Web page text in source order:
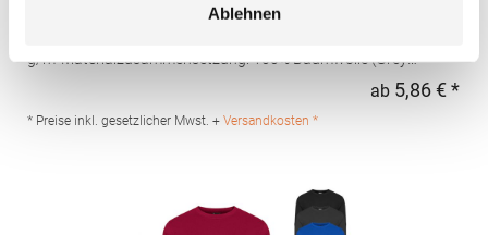
Ablehnen
g/m²Materialzusammensetzung: 100% Baumwolle (Grey
Monarch Long SleeveAngaben zur Produktsicherheit: Herst.-Nr.:
11420Hersteller: SOLO INVEST 92 Rue Réaumur 75002 Paris
ab 5,86 € *
* Preise inkl. gesetzlicher Mwst. + Versandkosten *